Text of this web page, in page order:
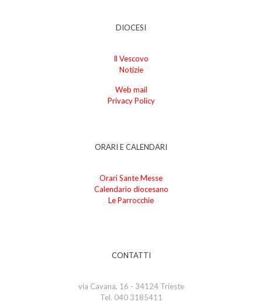
DIOCESI
Il Vescovo
Notizie
Web mail
Privacy Policy
ORARI E CALENDARI
Orari Sante Messe
Calendario diocesano
Le Parrocchie
CONTATTI
via Cavana, 16 - 34124 Trieste
Tel. 040 3185411